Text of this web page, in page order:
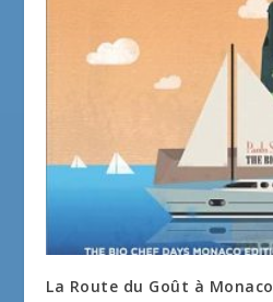
La Route du Goût à Monaco